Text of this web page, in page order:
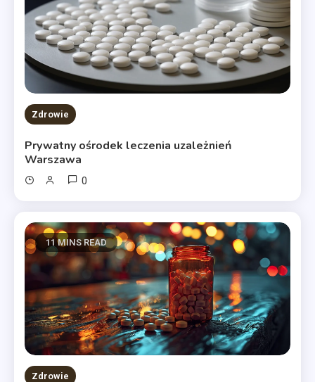
Zdrowie
Prywatny ośrodek leczenia uzależnień
Warszawa
0
11 MINS READ
Zdrowie